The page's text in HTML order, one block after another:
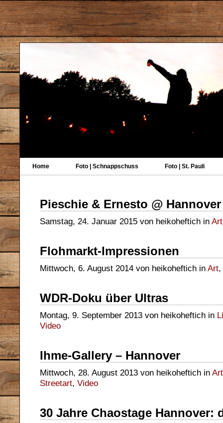
Home Foto | Schnappschuss Foto | St. Pauli
Pieschie & Ernesto @
Samstag, 24. Januar 2015 von heikoheftich in Art
Flohmarkt-Impressionen
Mittwoch, 6. August 2014 von heikoheftich in Art,
WDR-Doku über Ultras
Montag, 9. September 2013 von heikoheftich in
Video
Ihme-Gallery – Hannover
Mittwoch, 28. August 2013 von heikoheftich in Art
Streetart, Video
30 Jahre Chaostage Hannover: